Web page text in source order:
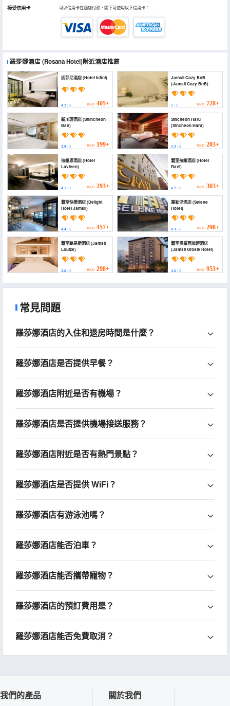
接受信用卡 可以信用卡在酒店付款，閣下可使用以下信用卡：
羅莎娜酒店(Rosana Hotel)附近酒店推薦
因菲尼酒店 (Hotel Infini)
4.2 / 5 HKD 405+
Jamsil Cozy BnB
(Jamsil Cozy BnB)
5/ 5 HKD 728+
新川班酒店 (Shincheon
Ban)
3.8 / 5 HKD 199+
Sincheon Haru
(Sincheon Haru)
3.3/ 5 HKD 203+
拉維恩酒店 (Hotel
Lavieen)
4.1 / 5 HKD 293+
蠶室拉維酒店 (Hotel
Ravi)
4.2/ 5 HKD 303+
蠶室快樂酒店 (Delight
Hotel Jamsil)
4.4 / 5 HKD 457+
塞勒涅酒店 (Selene
Hotel)
4.3/ 5 HKD 298+
蠶室路易斯酒店 (Jamsil
Louize)
3.6 / 5 HKD 298+
蠶室奧羅西旅遊酒店
(Jamsil Orosie Hotel)
4.6/ 5 HKD 953+
常見問題
羅莎娜酒店的入住和退房時間是什麼？
羅莎娜酒店是否提供早餐？
羅莎娜酒店附近是否有機場？
羅莎娜酒店是否提供機場接送服務？
羅莎娜酒店附近是否有熱門景點？
羅莎娜酒店是否提供 WiFi？
羅莎娜酒店有游泳池嗎？
羅莎娜酒店能否泊車？
羅莎娜酒店能否攜帶寵物？
羅莎娜酒店的預訂費用是？
羅莎娜酒店能否免費取消？
我們的產品 關於我們